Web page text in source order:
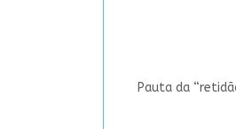
Pauta da